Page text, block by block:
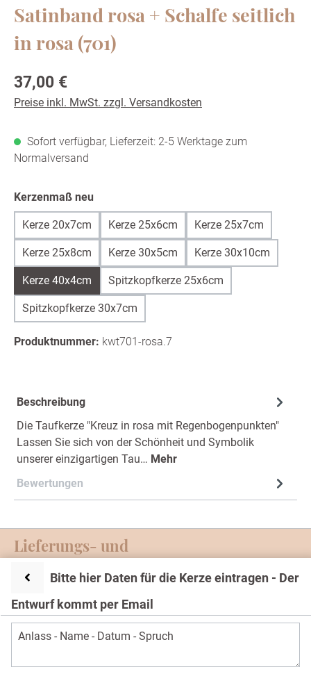
Satinband rosa + Schalfe seitlich
in rosa (701)
Regulärer Preis:
37,00 €
Preise inkl. MwSt. zzgl. Versandkosten
Sofort verfügbar, Lieferzeit: 2-5 Werktage zum
Normalversand
Kerzenmaß neu
Kerze 20x7cm Kerze 25x6cm Kerze 25x7cm
Kerze 25x8cm Kerze 30x5cm Kerze 30x10cm
Kerze 40x4cm Spitzkopfkerze 25x6cm
Spitzkopfkerze 30x7cm
Bitte hier Daten für die Kerze eintragen - Der
Entwurf kommt per Email
Text
Produktnummer: kwt701-rosa.7
Beschreibung
Die Taufkerze "Kreuz in rosa mit Regenbogenpunkten"
Lassen Sie sich von der Schönheit und Symbolik
unserer einzigartigen Tau… Mehr
Bewertungen
Service-Hotline
Lieferungs- und
Zahlungsmöglichkeiten
Impressum und Datenschutz
* Alle Preise inkl. gesetzl. Mehrwertsteuer zzgl.